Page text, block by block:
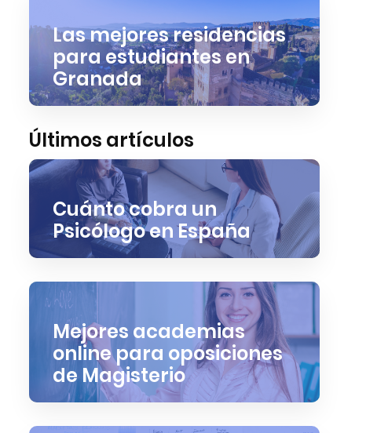
Las mejores residencias
para estudiantes en
Granada
Últimos artículos
Cuánto cobra un
Psicólogo en España
Mejores academias
online para oposiciones
de Magisterio